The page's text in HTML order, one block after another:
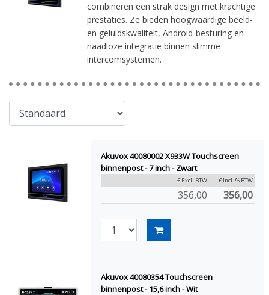
combineren een strak design met krachtige
prestaties. Ze bieden hoogwaardige beeld-
en geluidskwaliteit, Android-besturing en
naadloze integratie binnen slimme
intercomsystemen.
Akuvox 40080002 X933W Touchscreen
binnenpost - 7 inch - Zwart
€ Excl. BTW € Incl. % BTW
356,00 356,00
Akuvox 40080354 Touchscreen
binnenpost - 15,6 inch - Wit